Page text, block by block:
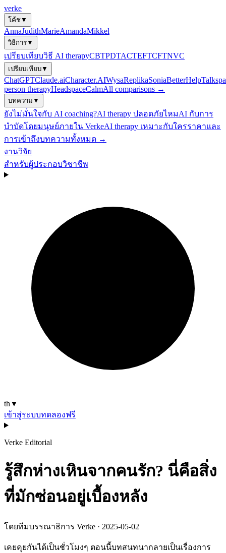
verke
โค้ช▼
AnnaJudithMarieAmandaMikkel
วิธีการ▼
เปรียบเทียบวิธี AI therapyCBTPDTACTEFTCFTNVC
เปรียบเทียบ▼
ChatGPTClaude.aiCharacter.AIWysaReplikaSoniaBetterHelp
person therapyHeadspaceCalmAll comparisons →
บทความ ▼
ยังไม่มั่นใจกับ AI coaching?AI therapy ปลอดภัยไหมAI กับการ
บำบัดโดยมนุษย์ภายใน VerkeAI therapy เหมาะกับใครราคาและ
การเข้าถึงบทความทั้งหมด →
งานวิจัย
สำหรับผู้ประกอบวิชาชีพ
th ▼
เข้าสู่ระบบทดลองฟรี
Verke Editorial
รู้สึกห่างเหินจากคนรัก? นี่คือสิ่ง
ที่มักซ่อนอยู่เบื้องหลัง
โดยทีมบรรณาธิการ Verke · 2025-05-02
เคยคุยกันได้เป็นชั่วโมงๆ ตอนนี้บทสนทนากลายเป็นเรื่องการ